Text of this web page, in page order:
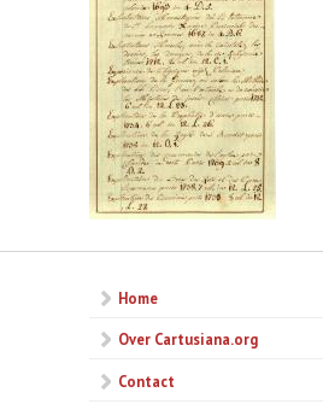
Home
Over Cartusiana.org
Contact